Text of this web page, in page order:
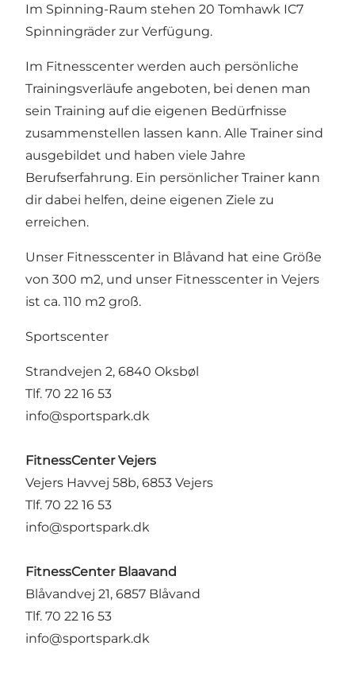
Im Spinning-Raum stehen 20 Tomhawk IC7
Spinningräder zur Verfügung.
Im Fitnesscenter werden auch persönliche
Trainingsverläufe angeboten, bei denen man
sein Training auf die eigenen Bedürfnisse
zusammenstellen lassen kann. Alle Trainer sind
ausgebildet und haben viele Jahre
Berufserfahrung. Ein persönlicher Trainer kann
dir dabei helfen, deine eigenen Ziele zu
erreichen.
Unser Fitnesscenter in Blåvand hat eine Größe
von 300 m2, und unser Fitnesscenter in Vejers
ist ca. 110 m2 groß.
Sportscenter
Strandvejen 2, 6840 Oksbøl
Tlf. 70 22 16 53
info@sportspark.dk
FitnessCenter Vejers
Vejers Havvej 58b, 6853 Vejers
Tlf. 70 22 16 53
info@sportspark.dk
FitnessCenter Blaavand
Blåvandvej 21, 6857 Blåvand
Tlf. 70 22 16 53
info@sportspark.dk